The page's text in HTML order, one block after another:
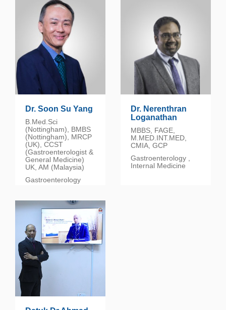
Dr. Soon Su Yang
B.Med.Sci
(Nottingham), BMBS
(Nottingham), MRCP
(UK), CCST
(Gastroenterologist &
General Medicine)
UK, AM (Malaysia)
Gastroenterology
Dr. Nerenthran
Loganathan
MBBS, FAGE,
M.MED.INT.MED,
CMIA, GCP
Gastroenterology ,
Internal Medicine